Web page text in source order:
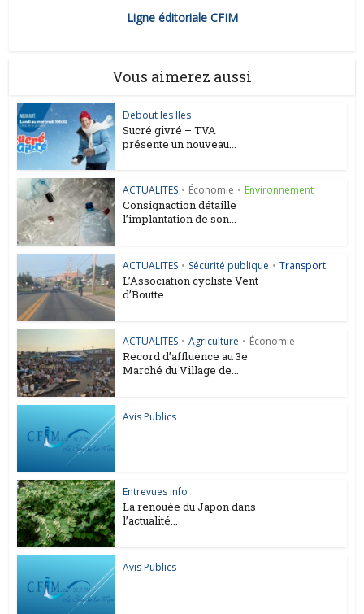
Ligne éditoriale CFIM
Vous aimerez aussi
Debout les Iles
Sucré givré – TVA
présente un nouveau...
ACTUALITES • Économie • Environnement
Consignaction détaille
l’implantation de son...
ACTUALITES • Sécurité publique • Transport
L’Association cycliste Vent
d’Boutte...
ACTUALITES • Agriculture • Économie
Record d’affluence au 3e
Marché du Village de...
Avis Publics
Entrevues info
La renouée du Japon dans
l’actualité...
Avis Publics